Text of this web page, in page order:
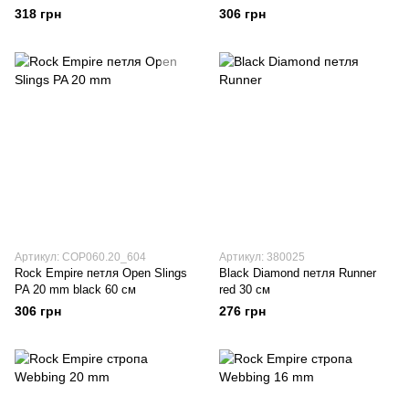
318 грн 306 грн
Артикул: COP060.20_604
Rock Empire петля Open Slings
PA 20 mm black 60 см
306 грн
Артикул: 380025
Black Diamond петля Runner
red 30 см
276 грн